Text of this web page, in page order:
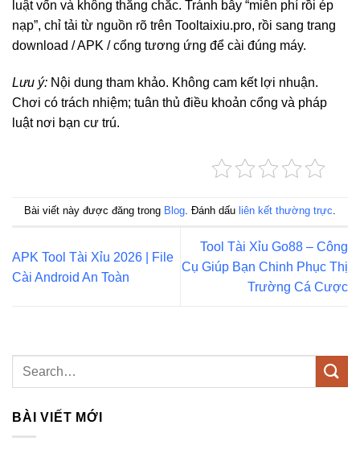
luật vốn và không thắng chắc. Tránh bẫy “miễn phí rồi ép
nạp”, chỉ tải từ nguồn rõ trên Tooltaixiu.pro, rồi sang trang
download / APK / cổng tương ứng để cài đúng máy.
Lưu ý: Nội dung tham khảo. Không cam kết lợi nhuận.
Chơi có trách nhiệm; tuân thủ điều khoản cổng và pháp
luật nơi bạn cư trú.
Bài viết này được đăng trong Blog. Đánh dấu liên kết thường trực.
APK Tool Tài Xỉu 2026 | File
Cài Android An Toàn
Tool Tài Xỉu Go88 – Công
Cụ Giúp Bạn Chinh Phục Thị
Trường Cá Cược
BÀI VIẾT MỚI